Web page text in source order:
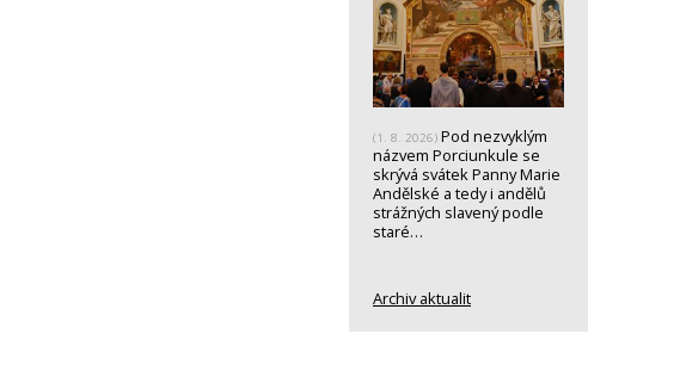
(1. 8. 2026) Pod nezvyklým
názvem Porciunkule se
skrývá svátek Panny Marie
Andělské a tedy i andělů
strážných slavený podle
staré…
Archiv aktualit